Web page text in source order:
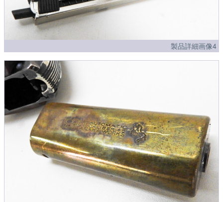
製品詳細画像4